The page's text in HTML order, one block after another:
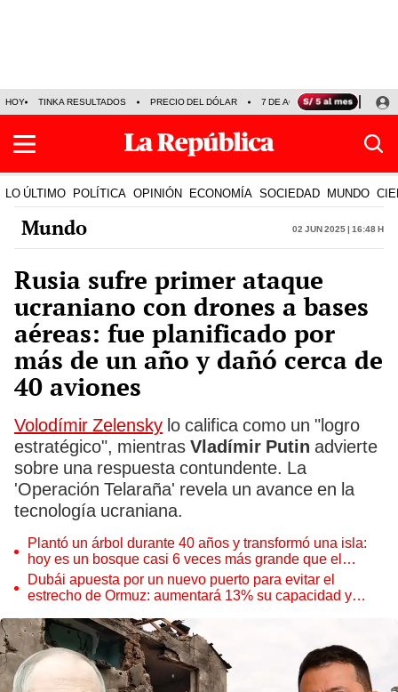
HOY TINKA RESULTADOS PRECIO DEL DÓLAR 7 DE AGOSTO OLLANTA
LO ÚLTIMO POLÍTICA OPINIÓN ECONOMÍA SOCIEDAD MUNDO
Mundo 02 Jun 2025 | 16:48 h
Rusia sufre primer ataque
ucraniano con drones a bases
aéreas: fue planificado por
más de un año y dañó cerca de
40 aviones
Volodímir Zelensky lo califica como un "logro
estratégico", mientras Vladímir Putin advierte
sobre una respuesta contundente. La
'Operación Telaraña' revela un avance en la
tecnología ucraniana.
Plantó un árbol durante 40 años y transformó una isla:
hoy es un bosque casi 6 veces más grande que el
Parque de las Leyendas
Dubái apuesta por un nuevo puerto para evitar el
estrecho de Ormuz: aumentará 13% su capacidad y